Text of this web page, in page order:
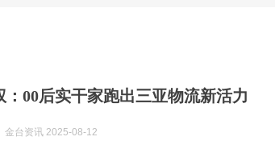
：00后实干家跑出三亚物流新活力
金台资讯 2025-08-12